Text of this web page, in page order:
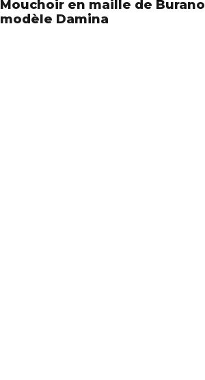
Mouchoir en maille de Burano
modèle Damina